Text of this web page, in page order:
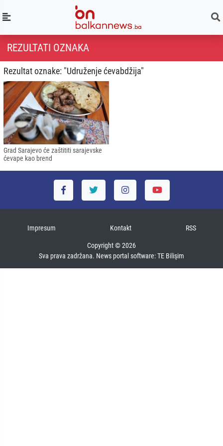
REZULTATI OZNAKA
Rezultat oznake: "Udruženje ćevabdžija"
Grad Sarajevo će zaštititi sarajevske
ćevape kao brend
Impresum Kontakt RSS
Copyright © 2026
Sva prava zadržana. News portal software:TE Bilişim